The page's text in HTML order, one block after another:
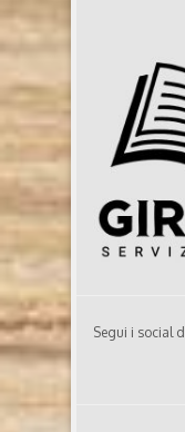
La radiomante
Domenico
autori Marco
Cerimoniale
costume e
teatrali e
dei romanzi I
Dodaro e Luigi ..
Segui i social